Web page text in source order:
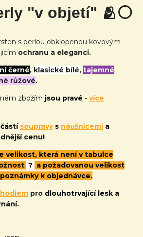
"v objetí" 🫂⚪
s perlou obklopenou kovovým
ochranu a eleganci.
černé, klasické bílé, tajemné
růžové.
zbožím jsou pravé - více
soupravys náušnicemi a
cenu!
velikost, která není v tabulce
? a požadovanou velikost
k objednávce.
pro dlouhotrvající lesk a